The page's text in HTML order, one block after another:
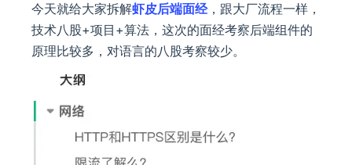
今天就给大家拆解虾皮后端面经，跟大厂流程一样，
技术八股+项目+算法，这次的面经考察后端组件的
原理比较多，对语言的八股考察较少。